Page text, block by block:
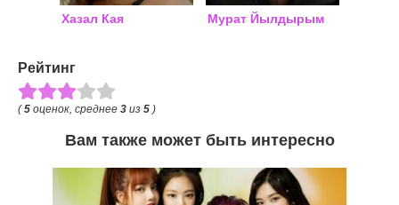
Хазал Кая Мурат Йылдырым
Рейтинг
(5 оценок, среднее 3 из 5 )
Вам также может быть интересно